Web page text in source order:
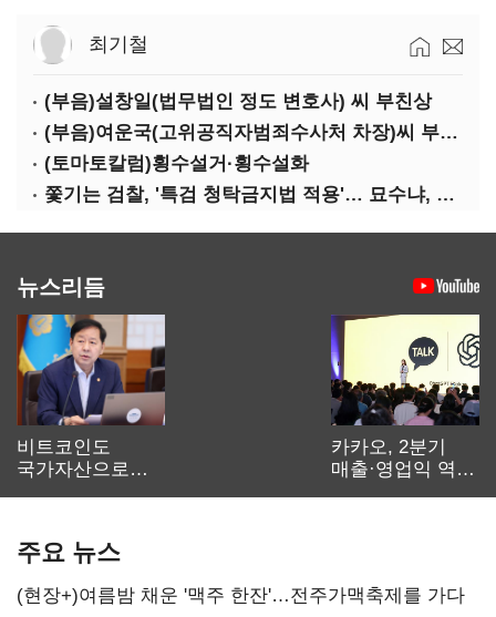
최기철
(부음)설창일(법무법인 정도 변호사) 씨 부친상
(부음)여운국(고위공직자범죄수사처 차장)씨 부친상
(토마토칼럼)횡수설거·횡수설화
쫓기는 검찰, '특검 청탁금지법 적용'… 묘수냐, 무리수냐
뉴스리듬
비트코인도
국가자산으로…'
카카오, 2분기
매출·영업익 역대
주요 뉴스
(현장+)여름밤 채운 '맥주 한잔'…전주가맥축제를 가다